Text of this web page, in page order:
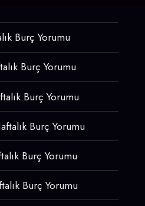
Burç Yorumu
Burç Yorumu
Burç Yorumu
Burç Yorumu
Burç Yorumu
Burç Yorumu